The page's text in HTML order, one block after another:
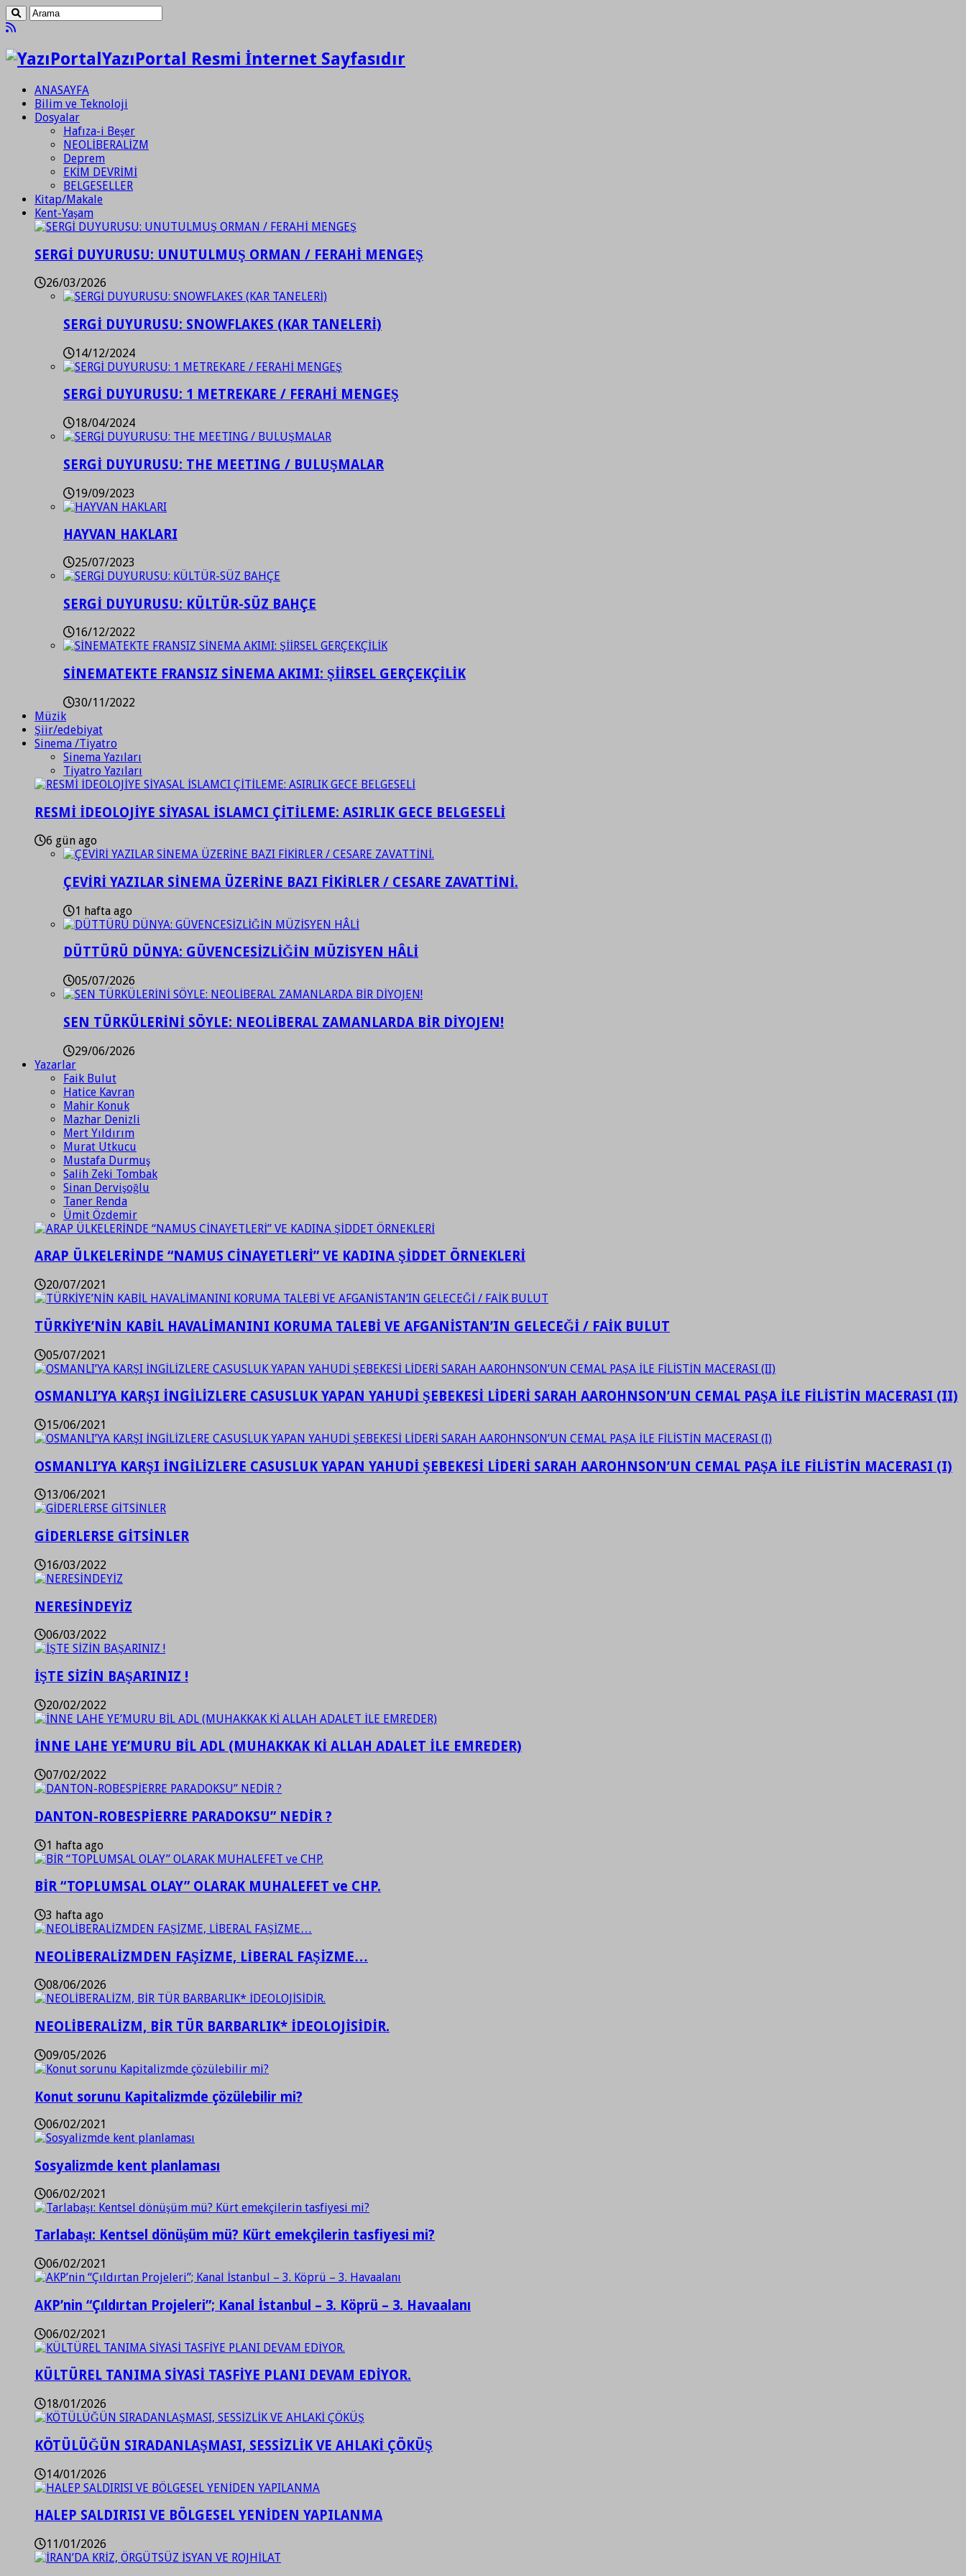
YazıPortal Resmi İnternet Sayfasıdır
ANASAYFA
Bilim ve Teknoloji
Dosyalar
Hafıza-i Beşer
NEOLİBERALİZM
Deprem
EKİM DEVRİMİ
BELGESELLER
Kitap/Makale
Kent-Yaşam
SERGİ DUYURUSU: UNUTULMUŞ ORMAN / FERAHİ MENGEŞ
26/03/2026
SERGİ DUYURUSU: SNOWFLAKES (KAR TANELERİ)
14/12/2024
SERGİ DUYURUSU: 1 METREKARE / FERAHİ MENGEŞ
18/04/2024
SERGİ DUYURUSU: THE MEETING / BULUŞMALAR
19/09/2023
HAYVAN HAKLARI
25/07/2023
SERGİ DUYURUSU: KÜLTÜR-SÜZ BAHÇE
16/12/2022
SİNEMATEKTE FRANSIZ SİNEMA AKIMI: ŞİİRSEL GERÇEKÇİLİK
30/11/2022
Müzik
Şiir/edebiyat
Sinema /Tiyatro
Sinema Yazıları
Tiyatro Yazıları
RESMİ İDEOLOJİYE SİYASAL İSLAMCI ÇİTİLEME: ASIRLIK GECE BELGESELİ
6 gün ago
ÇEVİRİ YAZILAR SİNEMA ÜZERİNE BAZI FİKİRLER / CESARE ZAVATTİNİ.
1 hafta ago
DÜTTÜRÜ DÜNYA: GÜVENCESİZLİĞİN MÜZİSYEN HÂLİ
05/07/2026
SEN TÜRKÜLERİNİ SÖYLE: NEOLİBERAL ZAMANLARDA BİR DİYOJEN!
29/06/2026
Yazarlar
Faik Bulut
Hatice Kavran
Mahir Konuk
Mazhar Denizli
Mert Yıldırım
Murat Utkucu
Mustafa Durmuş
Salih Zeki Tombak
Sinan Dervişoğlu
Taner Renda
Ümit Özdemir
ARAP ÜLKELERİNDE “NAMUS CİNAYETLERİ” VE KADINA ŞİDDET ÖRNEKLERİ
20/07/2021
TÜRKİYE’NİN KABİL HAVALİMANINI KORUMA TALEBİ VE AFGANİSTAN’IN GELECEĞİ / FAİK BULUT
05/07/2021
OSMANLI’YA KARŞI İNGİLİZLERE CASUSLUK YAPAN YAHUDİ ŞEBEKESİ LİDERİ SARAH AAROHNSON’UN CEMAL PAŞA İLE FİLİSTİN MACERASI (II)
15/06/2021
OSMANLI’YA KARŞI İNGİLİZLERE CASUSLUK YAPAN YAHUDİ ŞEBEKESİ LİDERİ SARAH AAROHNSON’UN CEMAL PAŞA İLE FİLİSTİN MACERASI (I)
13/06/2021
GİDERLERSE GİTSİNLER
16/03/2022
NERESİNDEYİZ
06/03/2022
İŞTE SİZİN BAŞARINIZ !
20/02/2022
İNNE LAHE YE’MURU BİL ADL (MUHAKKAK Kİ ALLAH ADALET İLE EMREDER)
07/02/2022
DANTON-ROBESPİERRE PARADOKSU” NEDİR ?
1 hafta ago
BİR “TOPLUMSAL OLAY” OLARAK MUHALEFET ve CHP.
3 hafta ago
NEOLİBERALİZMDEN FAŞİZME, LİBERAL FAŞİZME…
08/06/2026
NEOLİBERALİZM, BİR TÜR BARBARLIK* İDEOLOJİSİDİR.
09/05/2026
Konut sorunu Kapitalizmde çözülebilir mi?
06/02/2021
Sosyalizmde kent planlaması
06/02/2021
Tarlabaşı: Kentsel dönüşüm mü? Kürt emekçilerin tasfiyesi mi?
06/02/2021
AKP’nin “Çıldırtan Projeleri”; Kanal İstanbul – 3. Köprü – 3. Havaalanı
06/02/2021
KÜLTÜREL TANIMA SİYASİ TASFİYE PLANI DEVAM EDİYOR.
18/01/2026
KÖTÜLÜĞÜN SIRADANLAŞMASI, SESSİZLİK VE AHLAKİ ÇÖKÜŞ
14/01/2026
HALEP SALDIRISI VE BÖLGESEL YENİDEN YAPILANMA
11/01/2026